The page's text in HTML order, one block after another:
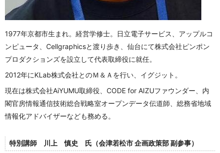
1977年京都市生まれ。経営学修士。日立電子サービス、アップルコ
ンピュータ、Cellgraphicsと渡り歩き、仙台にて株式会社ピンポン
プロダクションズを設立して代表取締役に就任。
2012年にKLab株式会社とのＭ＆Ａを行い、イグジット。
現在は株式会社AiYUMU取締役、CODE for AIZUファウンダー、内
閣官房情報通信技術総合戦略室オープンデータ伝道師、総務省地域
情報化アドバイザーなども務める。
特別講師 川上 慎史 氏（会津若松市 企画政策部 副参事）